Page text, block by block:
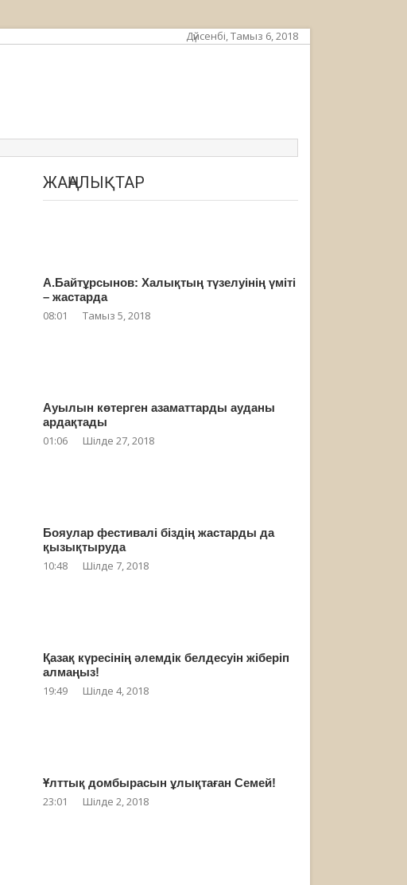
Дүйсенбі, Тамыз 6, 2018
ЖАҢАЛЫҚТАР
А.Байтұрсынов: Халықтың түзелуінің үміті
– жастарда
08:01 Тамыз 5, 2018
Ауылын көтерген азаматтарды ауданы
ардақтады
01:06 Шілде 27, 2018
Бояулар фестивалі біздің жастарды да
қызықтыруда
10:48 Шілде 7, 2018
Қазақ күресінің әлемдік белдесуін жіберіп
алмаңыз!
19:49 Шілде 4, 2018
Ұлттық домбырасын ұлықтаған Семей!
23:01 Шілде 2, 2018